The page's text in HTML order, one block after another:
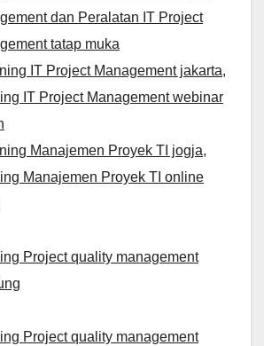
dan Peralatan IT Project
tatap muka
IT Project Management jakarta,
IT Project Management webinar
Manajemen Proyek TI jogja,
Manajemen Proyek TI online
Project quality management
Project quality management